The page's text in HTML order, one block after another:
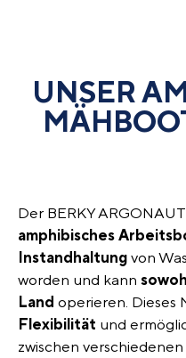
UNSER
Der BERKY
amphibisches
Instandhaltung von
worden und kann
Land operieren.
Flexibilität und
zwischen